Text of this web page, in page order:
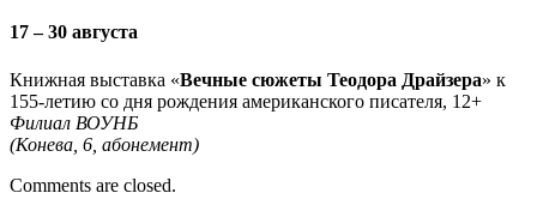
17 – 30 августа
Книжная выставка «Вечные сюжеты Теодора Драйзера» к
155-летию со дня рождения американского писателя, 12+
Филиал ВОУНБ
(Конева, 6, абонемент)
Comments are closed.